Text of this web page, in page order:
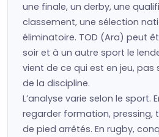
une finale, un derby, une
classement, une sélection
éliminatoire. TOD (Ara) peut
soir et à un autre sport le
vient de ce qui est en jeu,
de la discipline.
L’analyse varie selon le sport.
regarder formation, pressing,
de pied arrêtés. En rugby,